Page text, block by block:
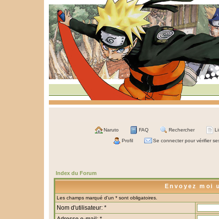
Naruto FAQ Rechercher
Profil Se connecter pour vérifier
Index du Forum
Envoyez moi
Les champs marqué d'un * sont obligatoires.
Nom d'utilisateur: *